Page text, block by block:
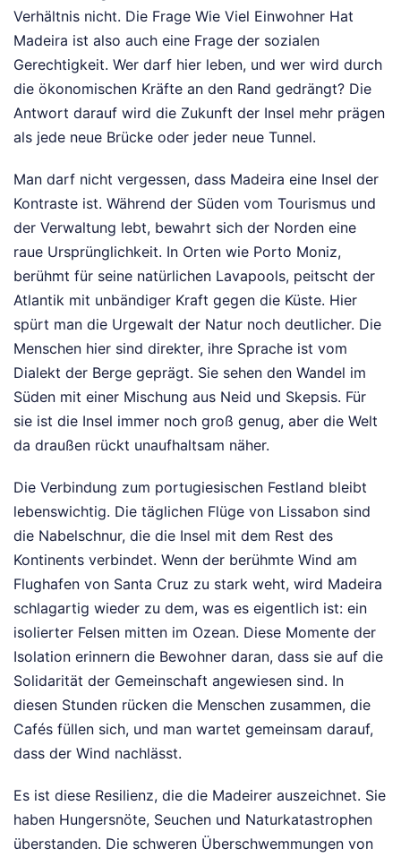
Verhältnis nicht. Die Frage Wie Viel Einwohner Hat
Madeira ist also auch eine Frage der sozialen
Gerechtigkeit. Wer darf hier leben, und wer wird durch
die ökonomischen Kräfte an den Rand gedrängt? Die
Antwort darauf wird die Zukunft der Insel mehr prägen
als jede neue Brücke oder jeder neue Tunnel.
Man darf nicht vergessen, dass Madeira eine Insel der
Kontraste ist. Während der Süden vom Tourismus und
der Verwaltung lebt, bewahrt sich der Norden eine
raue Ursprünglichkeit. In Orten wie Porto Moniz,
berühmt für seine natürlichen Lavapools, peitscht der
Atlantik mit unbändiger Kraft gegen die Küste. Hier
spürt man die Urgewalt der Natur noch deutlicher. Die
Menschen hier sind direkter, ihre Sprache ist vom
Dialekt der Berge geprägt. Sie sehen den Wandel im
Süden mit einer Mischung aus Neid und Skepsis. Für
sie ist die Insel immer noch groß genug, aber die Welt
da draußen rückt unaufhaltsam näher.
Die Verbindung zum portugiesischen Festland bleibt
lebenswichtig. Die täglichen Flüge von Lissabon sind
die Nabelschnur, die die Insel mit dem Rest des
Kontinents verbindet. Wenn der berühmte Wind am
Flughafen von Santa Cruz zu stark weht, wird Madeira
schlagartig wieder zu dem, was es eigentlich ist: ein
isolierter Felsen mitten im Ozean. Diese Momente der
Isolation erinnern die Bewohner daran, dass sie auf die
Solidarität der Gemeinschaft angewiesen sind. In
diesen Stunden rücken die Menschen zusammen, die
Cafés füllen sich, und man wartet gemeinsam darauf,
dass der Wind nachlässt.
Es ist diese Resilienz, die die Madeirer auszeichnet. Sie
haben Hungersnöte, Seuchen und Naturkatastrophen
überstanden. Die schweren Überschwemmungen von